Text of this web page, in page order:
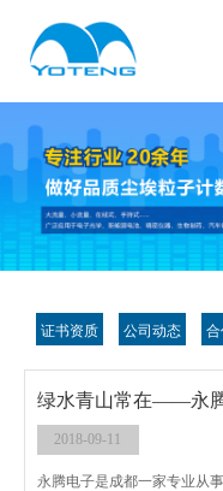
证书资质 公司动态
绿水青山常在——永
2018-09-11
永腾电子是成都一家专业从